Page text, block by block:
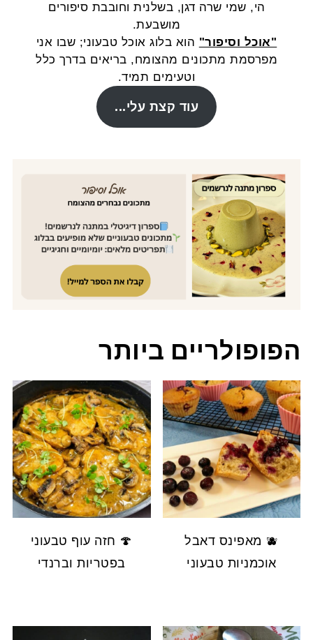
הי, שמי שרה דגן, בשלנית וחובבת סיפורים
מושבעת.
"אוכל וסיפור" הוא בלוג אוכל טבעוני; שבו אני
מפרסמת מתכונים מהצומח, בריאים בדרך כלל
וטעימים תמיד.
עוד קצת עלי...
הפופולריים ביותר
🫐 מאפינס דאבל
אוכמניות טבעוני
🍄 חזה עוף טבעוני
בפטריות וברנדי